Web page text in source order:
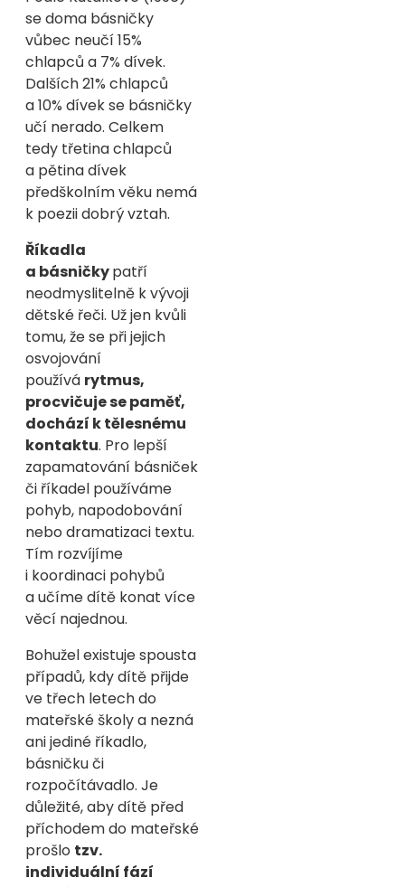
se doma básničky
vůbec neučí 15%
chlapců a 7% dívek.
Dalších 21% chlapců
a 10% dívek se básničky
učí nerado. Celkem
tedy třetina chlapců
a pětina dívek
předškolním věku nemá
k poezii dobrý vztah.
Říkadla
a básničkypatří
neodmyslitelně k vývoji
dětské řeči. Už jen kvůli
tomu, že se při jejich
osvojování
používá rytmus,
procvičuje se paměť,
dochází k tělesnému
kontaktu. Pro lepší
zapamatování básniček
či říkadel používáme
pohyb, napodobování
nebo dramatizaci textu.
Tím rozvíjíme
i koordinaci pohybů
a učíme dítě konat více
věcí najednou.
Bohužel existuje spousta
případů, kdy dítě přijde
ve třech letech do
mateřské školy a nezná
ani jediné říkadlo,
básničku či
rozpočítávadlo. Je
důležité, aby dítě před
příchodem do mateřské
prošlo tzv.
individuální fází